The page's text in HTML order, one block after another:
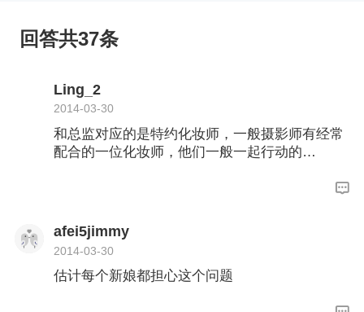
回答共37条
Ling_2
2014-03-30
和总监对应的是特约化妆师，一般摄影师有经常
配合的一位化妆师，他们一般一起行动的…
afei5jimmy
2014-03-30
估计每个新娘都担心这个问题